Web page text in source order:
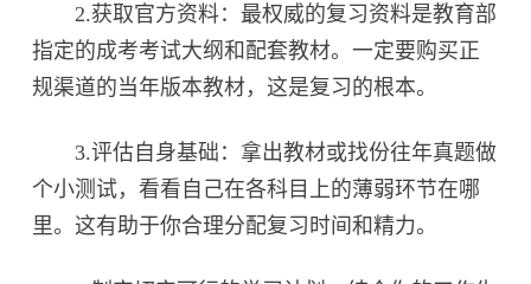
2.获取官方资料：最权威的复习资料是教育部
指定的成考考试大纲和配套教材。一定要购买正
规渠道的当年版本教材，这是复习的根本。
3.评估自身基础：拿出教材或找份往年真题做
个小测试，看看自己在各科目上的薄弱环节在哪
里。这有助于你合理分配复习时间和精力。